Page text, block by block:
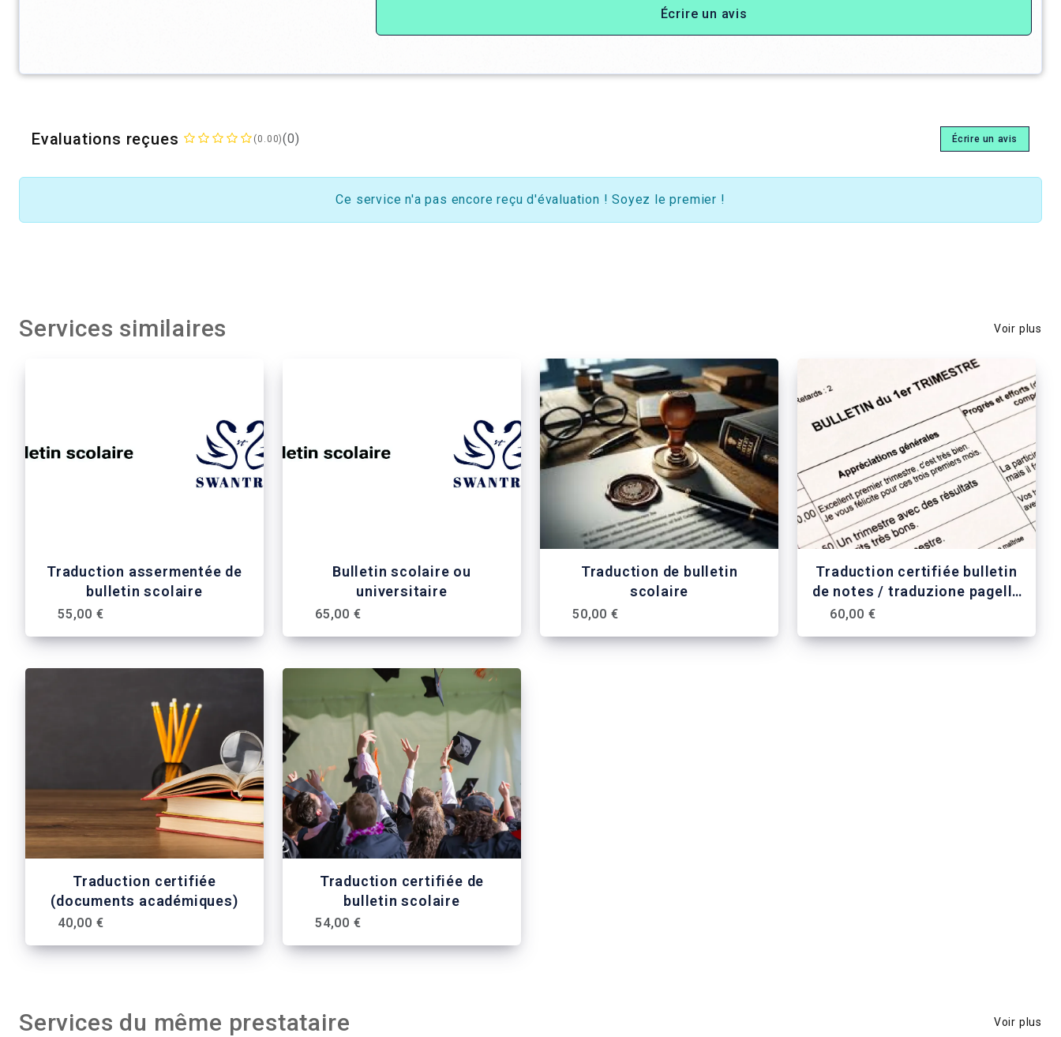
Écrire un avis
Evaluations reçues (0.00)(0) Écrire un avis
Ce service n'a pas encore reçu d'évaluation ! Soyez le premier !
Services similaires Voir plus
Traduction assermentée de
bulletin scolaire
55,00 €
Bulletin scolaire ou
universitaire
65,00 €
Traduction de bulletin
scolaire
50,00 €
Traduction certifiée bulletin
de notes / traduzione pagella
/ translation of school
60,00 €
Traduction certifiée
(documents académiques)
40,00 €
Traduction certifiée de
bulletin scolaire
54,00 €
Services du même prestataire Voir plus